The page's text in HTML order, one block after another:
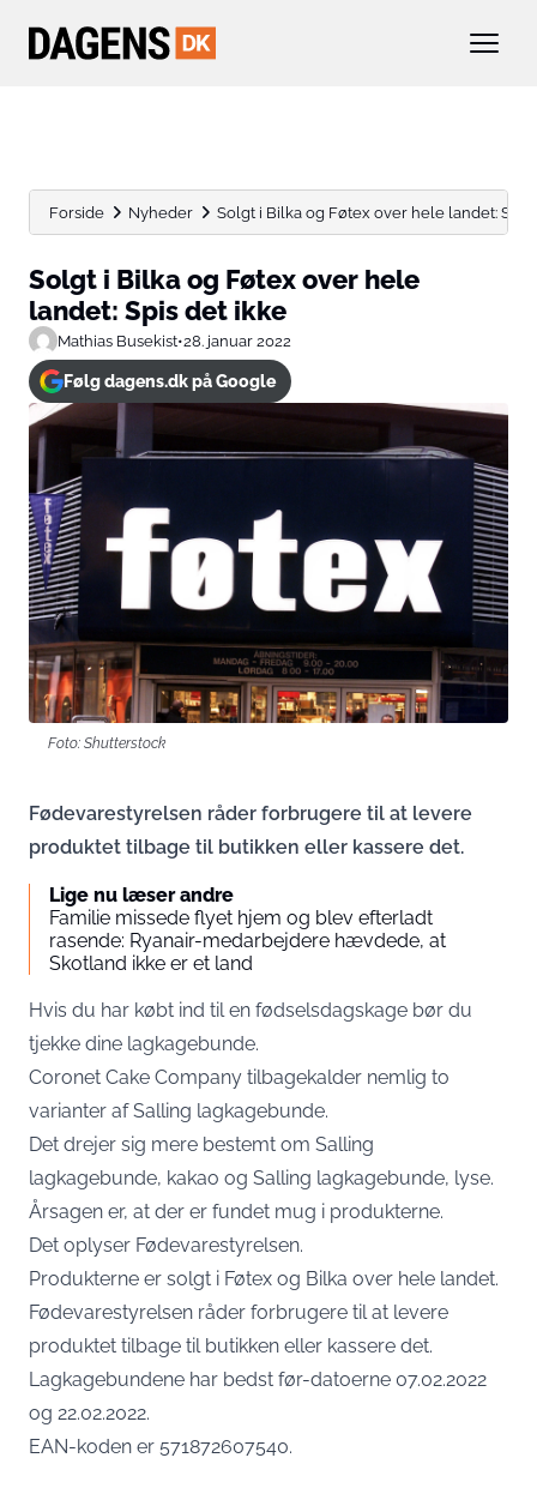
Forside Nyheder Solgt i Bilka og Føtex over hele landet: Spis
Solgt i Bilka og Føtex over hele
landet: Spis det ikke
Mathias Busekist•28. januar 2022
Følg dagens.dk på Google
Foto: Shutterstock
Fødevarestyrelsen råder forbrugere til at levere
produktet tilbage til butikken eller kassere det.
Lige nu læser andre
Familie missede flyet hjem og blev efterladt
rasende: Ryanair-medarbejdere hævdede, at
Skotland ikke er et land
Hvis du har købt ind til en fødselsdagskage bør du
tjekke dine lagkagebunde.
Coronet Cake Company tilbagekalder nemlig to
varianter af Salling lagkagebunde.
Det drejer sig mere bestemt om Salling
lagkagebunde, kakao og Salling lagkagebunde, lyse.
Årsagen er, at der er fundet mug i produkterne.
Det oplyser Fødevarestyrelsen.
Produkterne er solgt i Føtex og Bilka over hele landet.
Fødevarestyrelsen råder forbrugere til at levere
produktet tilbage til butikken eller kassere det.
Lagkagebundene har bedst før-datoerne 07.02.2022
og 22.02.2022.
EAN-koden er 571872607540.